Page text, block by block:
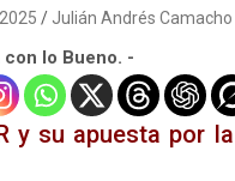
Julián Andrés Camacho
con lo Bueno. -
y su apuesta por